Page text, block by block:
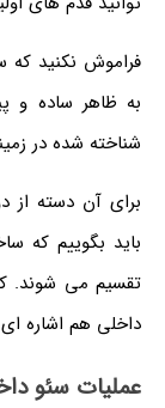
فراموش نکنید که
به ظاهر ساده و
شناخته شده در
برای آن دسته از
باید بگوییم که
تقسیم می شوند.
داخلی هم اشاره ای
عملیات سئو